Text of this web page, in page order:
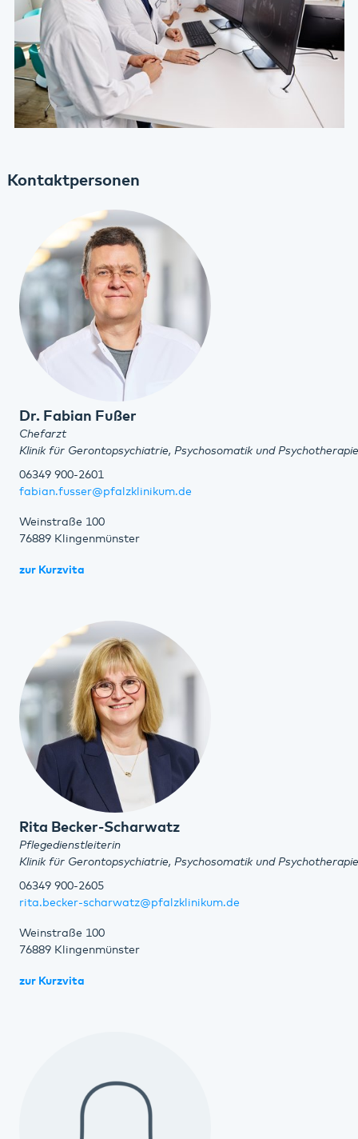
Kontaktpersonen
Dr. Fabian Fußer
Chefarzt
Klinik für Gerontopsychiatrie, Psychosomatik und Psychotherapie
06349 900-2601
fabian.fusser@pfalzklinikum.de
Weinstraße 100
76889 Klingenmünster
zur Kurzvita
Rita Becker-Scharwatz
Pflegedienstleiterin
Klinik für Gerontopsychiatrie, Psychosomatik und Psychotherapie
06349 900-2605
rita.becker-scharwatz@pfalzklinikum.de
Weinstraße 100
76889 Klingenmünster
zur Kurzvita